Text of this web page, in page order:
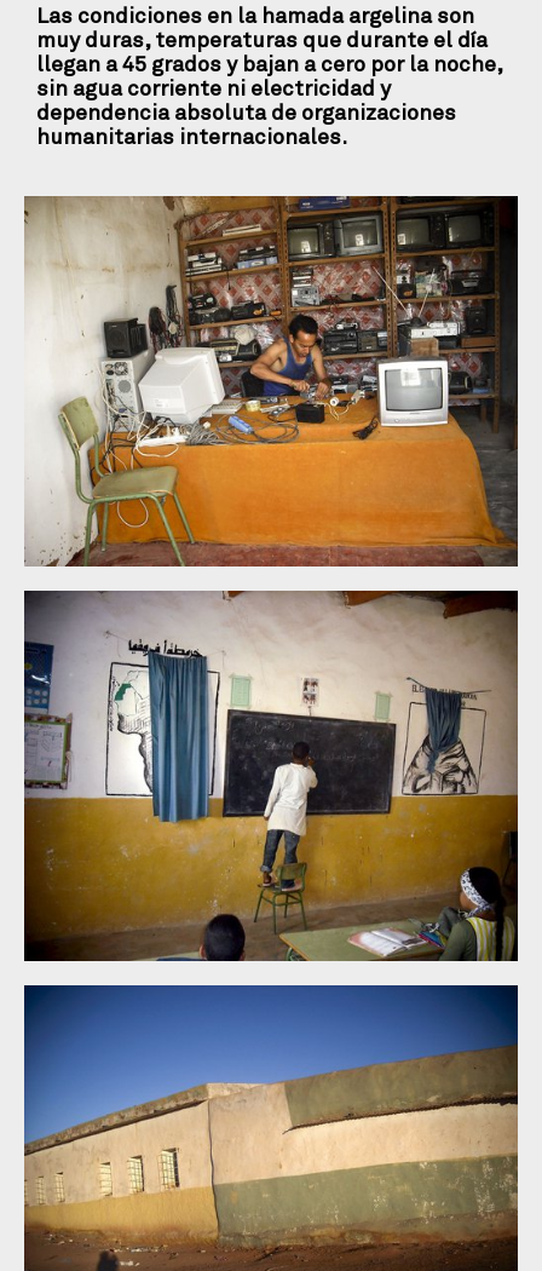
Las condiciones en la hamada argelina son
muy duras, temperaturas que durante el día
llegan a 45 grados y bajan a cero por la noche,
sin agua corriente ni electricidad y
dependencia absoluta de organizaciones
humanitarias internacionales.